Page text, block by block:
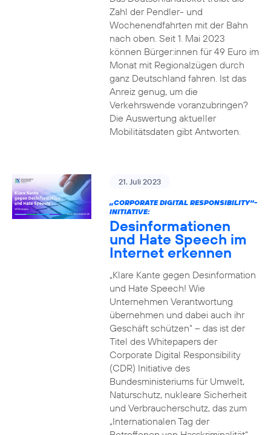
Zahl der Pendler- und
Wochenendfahrten mit der Bahn
nach oben. Seit 1. Mai 2023
können Bürger:innen für 49 Euro im
Monat mit Regionalzügen durch
ganz Deutschland fahren. Ist das
Anreiz genug, um die
Verkehrswende voranzubringen?
Die Auswertung aktueller
Mobilitätsdaten gibt Antworten.
21. Juli 2023
„CORPORATE DIGITAL RESPONSIBILITY“-
INITIATIVE:
Desinformationen
und Hate Speech im
Internet erkennen
„Klare Kante gegen Desinformation
und Hate Speech! Wie
Unternehmen Verantwortung
übernehmen und dabei auch ihr
Geschäft schützen“ – das ist der
Titel des Whitepapers der
Corporate Digital Responsibility
(CDR) Initiative des
Bundesministeriums für Umwelt,
Naturschutz, nukleare Sicherheit
und Verbraucherschutz, das zum
„Internationalen Tag der